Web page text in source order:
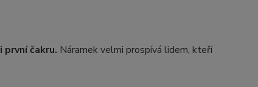
čakru. Náramek velmi prospívá lidem, kteří